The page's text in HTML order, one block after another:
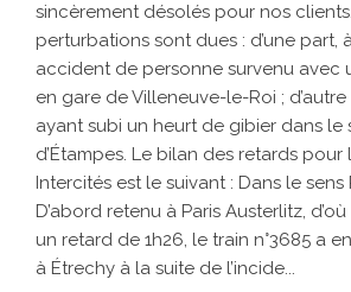
sincèrement désolés pour nos
perturbations sont dues : d’une part,
accident de personne survenu avec
en gare de Villeneuve-le-Roi ; d’autre
ayant subi un heurt de gibier dans le
d’Étampes. Le bilan des retards pour
Intercités est le suivant : Dans le sens
D’abord retenu à Paris Austerlitz,
un retard de 1h26, le train n°3685 a
à Étrechy à la suite de l’incide...